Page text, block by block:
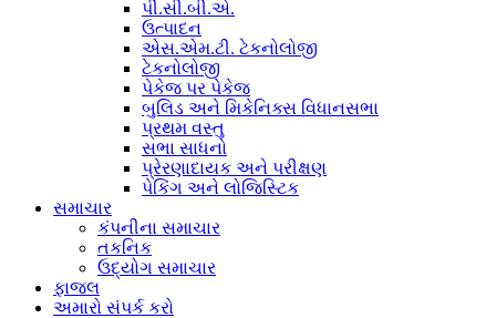
પી.સી.બી.એ.
ઉત્પાદન
એસ.એમ.ટી. ટેકનોલોજી
ટેકનોલોજી
પેકેજ પર પેકેજ
બુલિડ અને મિકેનિક્સ વિધાનસભા
પ્રથમ વસ્તુ
સભા સાધનો
પ્રેરણાદાયક અને પરીક્ષણ
પેકિંગ અને લોજિસ્ટિક
સમાચાર
કંપનીના સમાચાર
તકનિક
ઉદ્યોગ સમાચાર
ફાજલ
અમારો સંપર્ક કરો